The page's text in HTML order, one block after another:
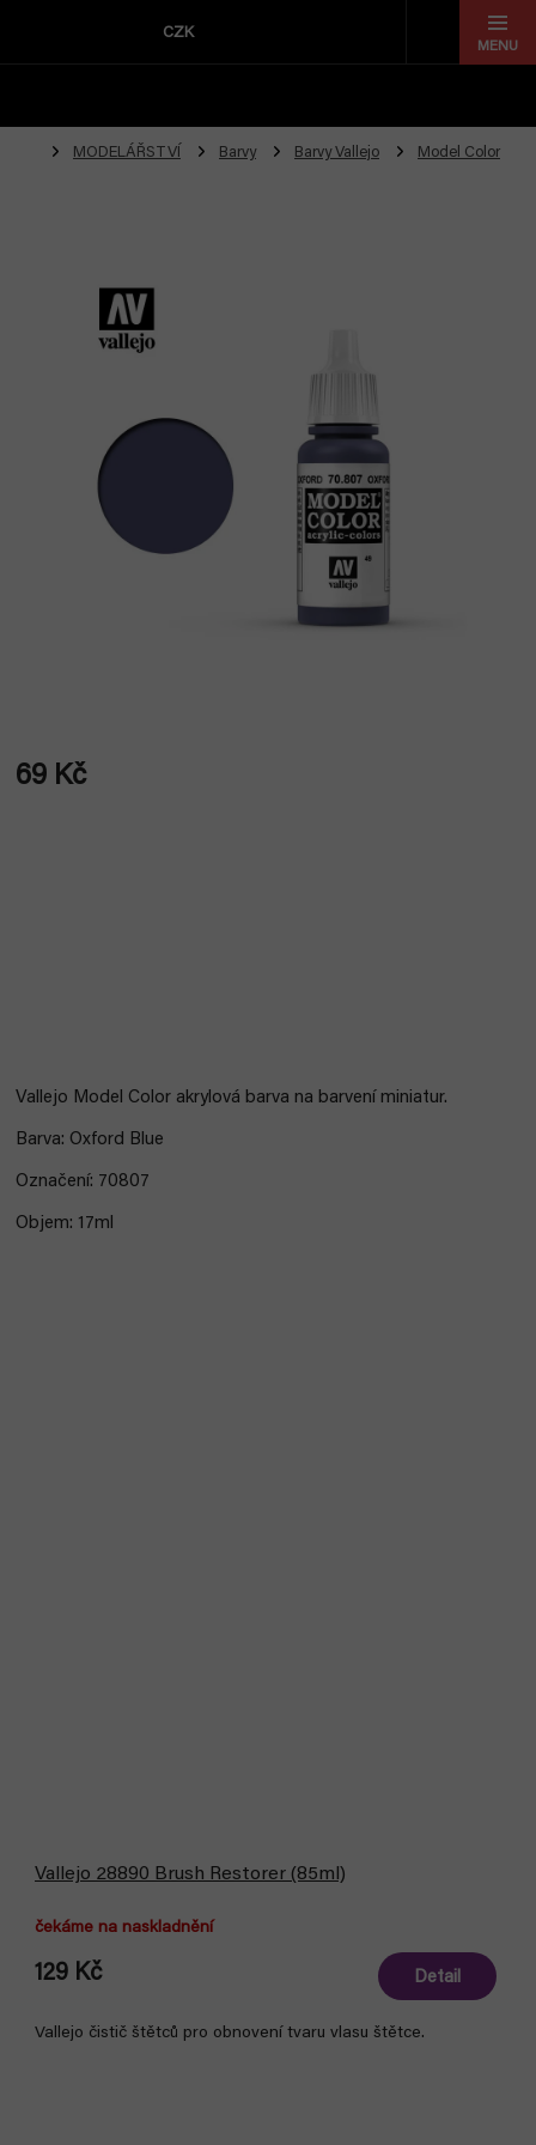
CZK
MODELÁŘSTVÍ Barvy Barvy Vallejo Model Color
69 Kč
Vallejo Model Color akrylová barva na barvení miniatur.
Barva: Oxford Blue
Označení: 70807
Objem: 17ml
Vallejo 28890 Brush Restorer (85ml)
čekáme na naskladnění
129 Kč Detail
Vallejo čistič štětců pro obnovení tvaru vlasu štětce.